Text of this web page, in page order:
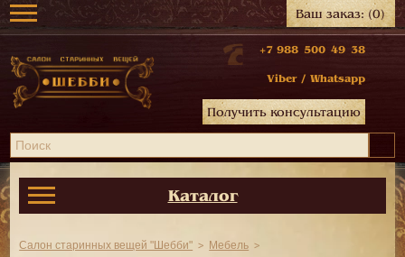
Ваш заказ:(0)
+7 988 500 49 38
Viber / Whatsapp
Получить консультацию
Каталог
Салон старинных вещей "Шебби"
Мебель